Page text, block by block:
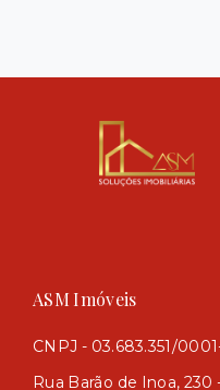
ASM Imóveis
CNPJ - 03.683.351/
Rua Barão de Inoa, 230